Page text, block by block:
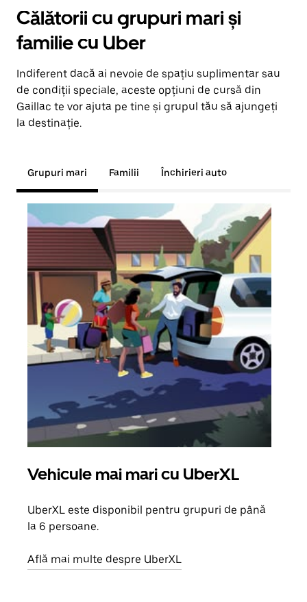
Călătorii cu grupuri mari și
familie cu Uber
Indiferent dacă ai nevoie de spațiu suplimentar sau
de condiții speciale, aceste opțiuni de cursă din
Gaillac te vor ajuta pe tine și grupul tău să ajungeți
la destinație.
Grupuri mari Familii Închirieri auto
Vehicule mai mari cu UberXL
UberXL este disponibil pentru grupuri de până
la 6 persoane.
Află mai multe despre UberXL